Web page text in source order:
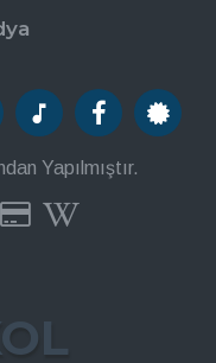
Yapılmıştır.